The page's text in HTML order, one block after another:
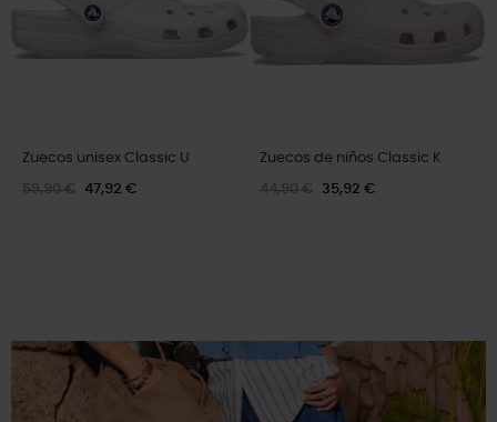
Zuecos unisex Classic Lined U
69,99 € 55,99 €
Zuecos unisex Echo U
79,90 € 47,94 €